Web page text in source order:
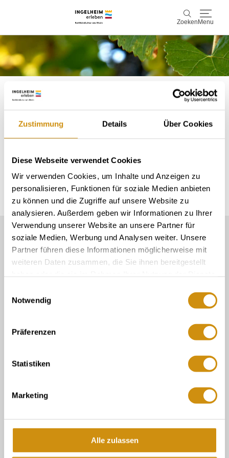
Zustimmung Details Über Cookies
Diese Webseite verwendet Cookies
Wir verwenden Cookies, um Inhalte und Anzeigen zu
personalisieren, Funktionen für soziale Medien anbieten
zu können und die Zugriffe auf unsere Website zu
analysieren. Außerdem geben wir Informationen zu Ihrer
Verwendung unserer Website an unsere Partner für
soziale Medien, Werbung und Analysen weiter. Unsere
Partner führen diese Informationen möglicherweise mit
weiteren Daten zusammen, die Sie ihnen bereitgestellt
Notwendig
Präferenzen
Statistiken
Marketing
Alle zulassen
Zoeken Menu
Zoeken
Ontdek & ervaar
Kaiserpfalz, geschiedenis & cultuur
Plan & Book
Info & service
Accommodaties Boek ervaringen
sehen zu können.
Alle Cookies Freigeben
Onze Service Contact:
06132/710 009 200
over ons
Toeristische informatie Gau-Algesheim
Contact